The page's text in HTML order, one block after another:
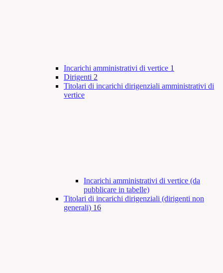
Incarichi amministrativi di vertice 1
Dirigenti 2
Titolari di incarichi dirigenziali amministrativi di
vertice
Incarichi amministrativi di vertice (da
pubblicare in tabelle)
Titolari di incarichi dirigenziali (dirigenti non
generali) 16